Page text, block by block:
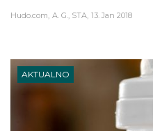
Hudo.com A. G., STA 13. Jan 2018
AKTUALNO